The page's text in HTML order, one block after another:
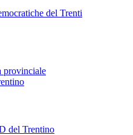
del Trenti
provinciale
del Trentino